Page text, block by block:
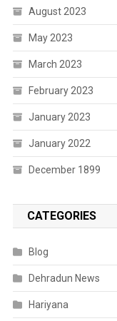
August 2023
May 2023
March 2023
February 2023
January 2023
January 2022
December 1899
CATEGORIES
Blog
Dehradun News
Hariyana